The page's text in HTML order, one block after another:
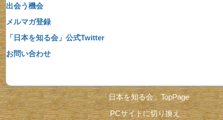
出会う機会
メルマガ登録
「日本を知る会」公式Twitter
お問い合わせ
「日本を知る会」TopPage
PCサイトに切り換え